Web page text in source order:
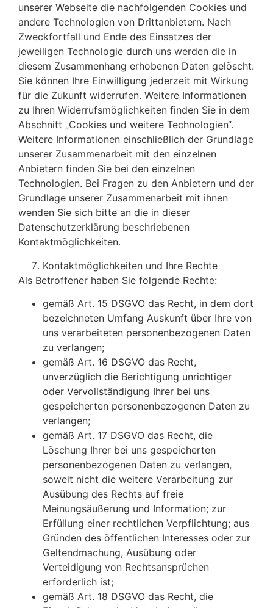
unserer Webseite die nachfolgenden Cookies und
andere Technologien von Drittanbietern. Nach
Zweckfortfall und Ende des Einsatzes der
jeweiligen Technologie durch uns werden die in
diesem Zusammenhang erhobenen Daten gelöscht.
Sie können Ihre Einwilligung jederzeit mit Wirkung
für die Zukunft widerrufen. Weitere Informationen
zu Ihren Widerrufsmöglichkeiten finden Sie in dem
Abschnitt „Cookies und weitere Technologien“.
Weitere Informationen einschließlich der Grundlage
unserer Zusammenarbeit mit den einzelnen
Anbietern finden Sie bei den einzelnen
Technologien. Bei Fragen zu den Anbietern und der
Grundlage unserer Zusammenarbeit mit ihnen
wenden Sie sich bitte an die in dieser
Datenschutzerklärung beschriebenen
Kontaktmöglichkeiten.
Kontaktmöglichkeiten und Ihre Rechte
Als Betroffener haben Sie folgende Rechte:
gemäß Art. 15 DSGVO das Recht, in dem dort
bezeichneten Umfang Auskunft über Ihre von
uns verarbeiteten personenbezogenen Daten
zu verlangen;
gemäß Art. 16 DSGVO das Recht,
unverzüglich die Berichtigung unrichtiger
oder Vervollständigung Ihrer bei uns
gespeicherten personenbezogenen Daten zu
verlangen;
gemäß Art. 17 DSGVO das Recht, die
Löschung Ihrer bei uns gespeicherten
personenbezogenen Daten zu verlangen,
soweit nicht die weitere Verarbeitung zur
Ausübung des Rechts auf freie
Meinungsäußerung und Information; zur
Erfüllung einer rechtlichen Verpflichtung; aus
Gründen des öffentlichen Interesses oder zur
Geltendmachung, Ausübung oder
Verteidigung von Rechtsansprüchen
erforderlich ist;
gemäß Art. 18 DSGVO das Recht, die